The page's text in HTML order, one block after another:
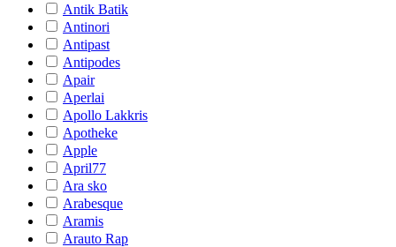
Antik Batik
Antinori
Antipast
Antipodes
Apair
Aperlai
Apollo Lakkris
Apotheke
Apple
April77
Ara sko
Arabesque
Aramis
Arauto Rap